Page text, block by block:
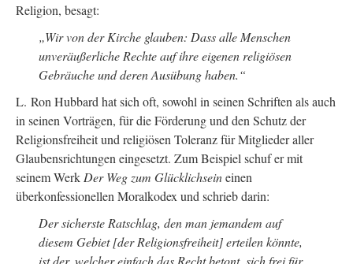
Religion, besagt:
„Wir von der Kirche glauben: Dass alle Menschen
unveräußerliche Rechte auf ihre eigenen religiösen
Gebräuche und deren Ausübung haben.“
L. Ron Hubbard hat sich oft, sowohl in seinen Schriften als auch
in seinen Vorträgen, für die Förderung und den Schutz der
Religionsfreiheit und religiösen Toleranz für Mitglieder aller
Glaubensrichtungen eingesetzt. Zum Beispiel schuf er mit
seinem Werk Der Weg zum Glücklichseineinen
überkonfessionellen Moralkodex und schrieb darin:
Der sicherste Ratschlag, den man jemandem auf
diesem Gebiet [der Religionsfreiheit] erteilen könnte,
ist der, welcher einfach das Recht betont, sich frei für